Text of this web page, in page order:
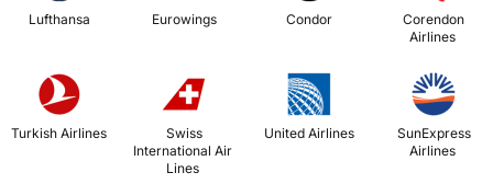
Lufthansa Eurowings Condor
Corendon
Airlines
Turkish Airlines
International Air
Lines
United Airlines
Airlines